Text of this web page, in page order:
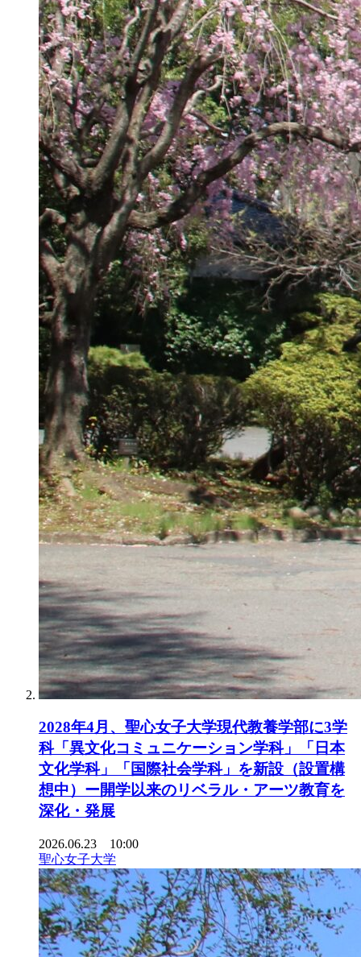
2028年4月、聖心女子大学現代教養学部に3学
科「異文化コミュニケーション学科」「日本
文化学科」「国際社会学科」を新設（設置構
想中）ー開学以来のリベラル・アーツ教育を
深化・発展
2026.06.23 10:00
聖心女子大学